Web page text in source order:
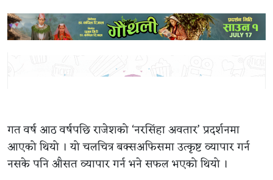
गत वर्ष आठ वर्षपछि राजेशको ‘नरसिंहा अवतार’ प्रदर्शनमा
आएको थियो । यो चलचित्र बक्सअफिसमा उत्कृष्ट व्यापार गर्न
नसके पनि औसत व्यापार गर्न भने सफल भएको थियो ।